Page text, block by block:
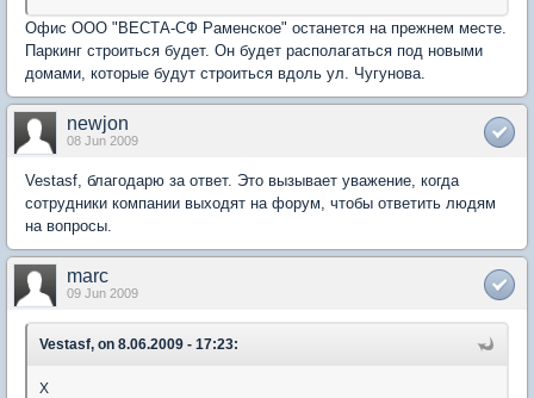
Офис ООО "ВЕСТА-СФ Раменское" останется на прежнем месте.
Паркинг строиться будет. Он будет располагаться под новыми
домами, которые будут строиться вдоль ул. Чугунова.
newjon
08 Jun 2009
Vestasf, благодарю за ответ. Это вызывает уважение, когда
сотрудники компании выходят на форум, чтобы ответить людям
на вопросы.
marc
09 Jun 2009
Vestasf, on 8.06.2009 - 17:23:
X